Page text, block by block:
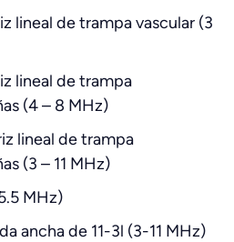
lineal de trampa vascular (3
lineal de trampa
(4 – 8 MHz)
lineal de trampa
(3 – 11 MHz)
MHz)
ancha de 11-3l (3-11 MHz)